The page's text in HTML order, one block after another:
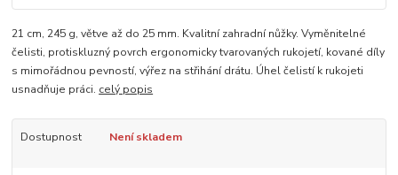
21 cm, 245 g, větve až do 25 mm. Kvalitní zahradní nůžky. Vyměnitelné
čelisti, protiskluzný povrch ergonomicky tvarovaných rukojetí, kované díly
s mimořádnou pevností, výřez na střihání drátu. Úhel čelistí k rukojeti
usnadňuje práci. celý popis
Dostupnost Není skladem